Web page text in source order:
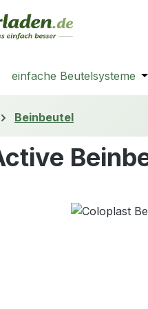
oder Schließe das
einfache Beutelsysteme
Beinbeutel